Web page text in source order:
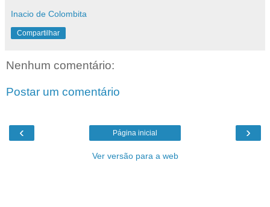
Inacio de Colombita
Compartilhar
Nenhum comentário:
Postar um comentário
‹ ›
Página inicial
Ver versão para a web